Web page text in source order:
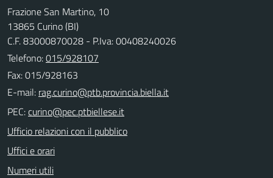
Frazione San Martino, 10
13865 Curino (BI)
C.F. 83000870028 - P.Iva: 00408240026
Telefono:015/928107
Fax: 015/928163
E-mail:
PEC:
Ufficio relazioni con il pubblico
Uffici e orari
Numeri utili